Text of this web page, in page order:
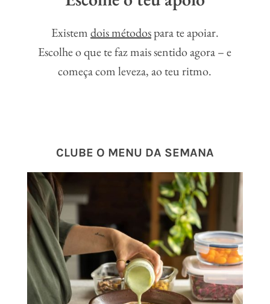
Existemdois métodospara te apoiar.
Escolhe o que te faz mais sentido agora – e
começa com leveza, ao teu ritmo.
CLUBE O MENU DA SEMANA